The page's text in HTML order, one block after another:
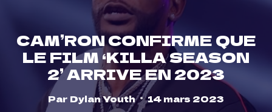
CAM’RON CONFIRME QUE
LE FILM ‘KILLA SEASON
2’ ARRIVE EN 2023
Par Dylan Youth 14 mars 2023